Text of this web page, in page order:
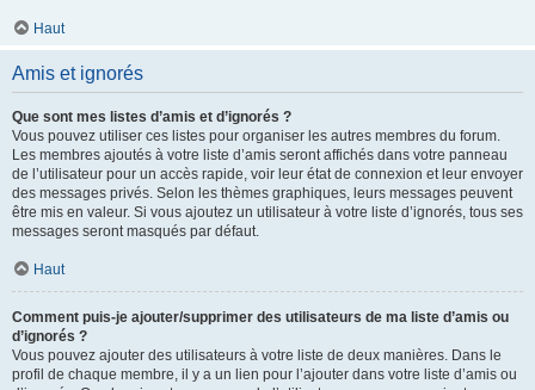
Haut
Amis et ignorés
Que sont mes listes d’amis et d’ignorés ?
Vous pouvez utiliser ces listes pour organiser les autres membres du forum.
Les membres ajoutés à votre liste d’amis seront affichés dans votre panneau
de l’utilisateur pour un accès rapide, voir leur état de connexion et leur envoyer
des messages privés. Selon les thèmes graphiques, leurs messages peuvent
être mis en valeur. Si vous ajoutez un utilisateur à votre liste d’ignorés, tous ses
messages seront masqués par défaut.
Haut
Comment puis-je ajouter/supprimer des utilisateurs de ma liste d’amis ou
d’ignorés ?
Vous pouvez ajouter des utilisateurs à votre liste de deux manières. Dans le
profil de chaque membre, il y a un lien pour l’ajouter dans votre liste d’amis ou